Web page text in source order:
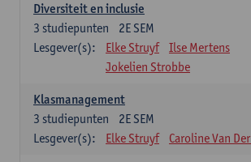
Diversiteit en inclusie
2E SEM
3 studiepunten
Lesgever(s):
Elke Struyf
Ilse Mertens
Jokelien Strobbe
Klasmanagement
2E SEM
3 studiepunten
Lesgever(s):
Elke Struyf Caroline Van